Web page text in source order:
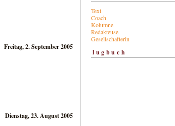
Freitag, 2. September 2005
Dienstag, 23. August 2005
Text
Coach
Kolumne
Redakteuse
Gesellschafterin
lugbuch